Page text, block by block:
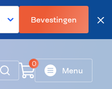
Bevestingen
0
Menu